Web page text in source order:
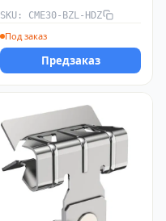
SKU: CME30-BZL-HDZ
Под заказ
Предзаказ